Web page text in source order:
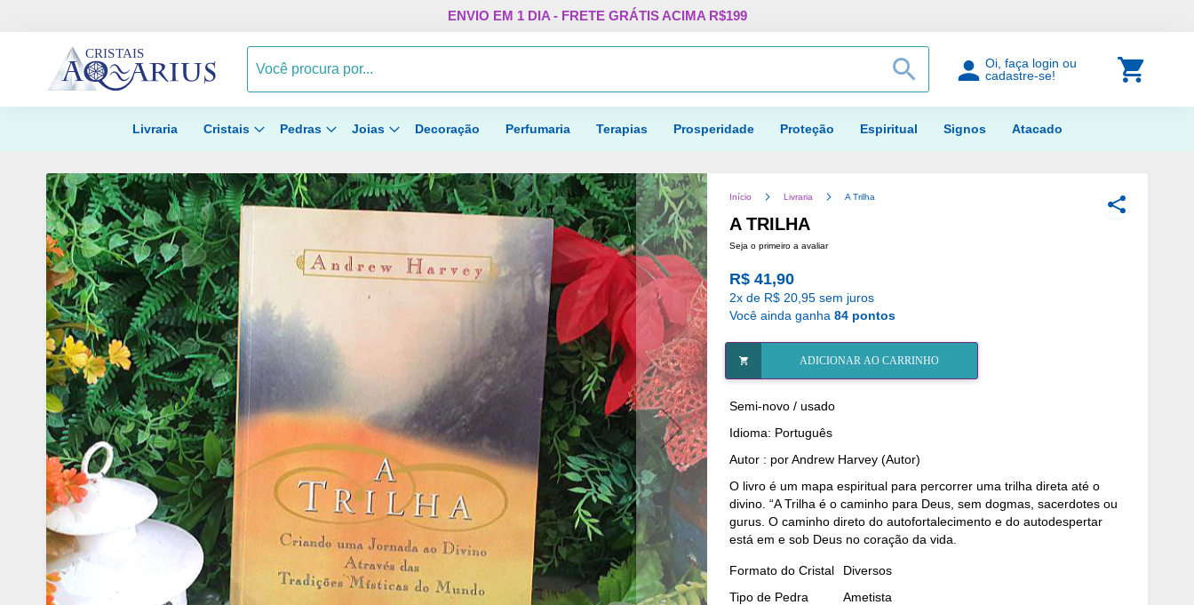
Pular
o
ENVIO EM 1 DIA - FRETE GRÁTIS ACIMA R$199
Procurar
PROCURAR
Oi, faça login ou
cadastre-se!
Livraria Cristais Pedras Joias Decoração Perfumaria Terapias Prosperidade Proteção Espiritual Signos Atacado
Início Livraria A Trilha
A TRILHA
Seja o primeiro a avaliar
R$ 41,90
2x de R$ 20,95 sem juros
Você ainda ganha 84 pontos
ADICIONAR AO CARRINHO
Semi-novo / usado
Idioma: Português
Autor : por Andrew Harvey (Autor)
O livro é um mapa espiritual para percorrer uma trilha direta até o
divino. “A Trilha é o caminho para Deus, sem dogmas, sacerdotes ou
gurus. O caminho direto do autofortalecimento e do autodespertar
está em e sob Deus no coração da vida.
Mais
Formato do Cristal
Diversos
Tipo de Pedra
Ametista